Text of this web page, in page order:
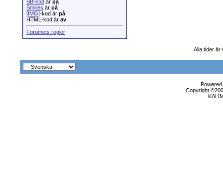
BB-kod är på
Smilies är på
[IMG]-kod är på
HTML-kod är av
Forumets regler
Alla tider är
Copyright